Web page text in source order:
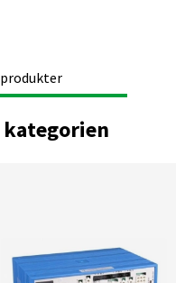
produkter